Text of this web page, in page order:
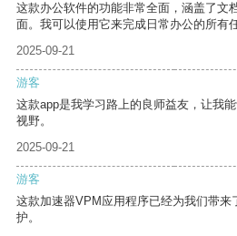
这款办公软件的功能非常全面，涵盖了文
面。我可以使用它来完成日常办公的所有
2025-09-21
游客
这款app是我学习路上的良师益友，让我
视野。
2025-09-21
游客
这款加速器VPM应用程序已经为我们带来
护。